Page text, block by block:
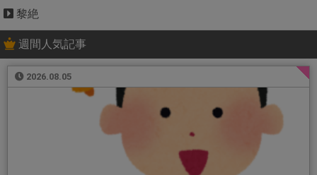
黎絶
週間人気記事
2026.08.05